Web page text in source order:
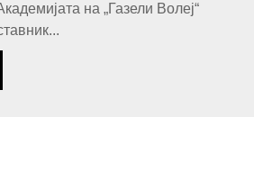
на „Газели Волеј“